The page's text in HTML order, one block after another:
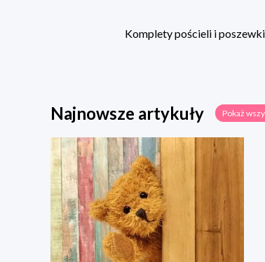
Komplety pościeli i
Najnowsze artykuły Pokaż